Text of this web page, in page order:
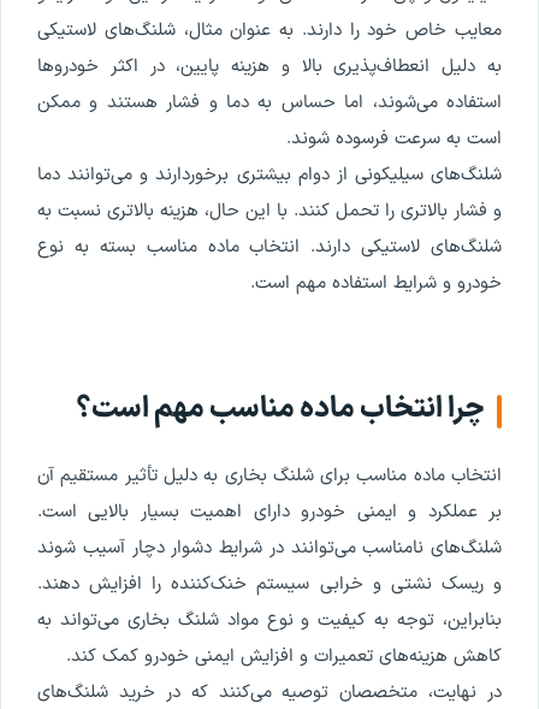
معایب خاص خود را دارند. به عنوان مثال، شلنگ‌های لاستیکی
به دلیل انعطاف‌پذیری بالا و هزینه پایین، در اکثر خودروها
استفاده می‌شوند، اما حساس به دما و فشار هستند و ممکن
است به سرعت فرسوده شوند.
شلنگ‌های سیلیکونی از دوام بیشتری برخوردارند و می‌توانند دما
و فشار بالاتری را تحمل کنند. با این حال، هزینه بالاتری نسبت به
شلنگ‌های لاستیکی دارند. انتخاب ماده مناسب بسته به نوع
خودرو و شرایط استفاده مهم است.
چرا انتخاب ماده مناسب مهم است؟
انتخاب ماده مناسب برای شلنگ بخاری به دلیل تأثیر مستقیم آن
بر عملکرد و ایمنی خودرو دارای اهمیت بسیار بالایی است.
شلنگ‌های نامناسب می‌توانند در شرایط دشوار دچار آسیب شوند
و ریسک نشتی و خرابی سیستم خنک‌کننده را افزایش دهند.
بنابراین، توجه به کیفیت و نوع مواد شلنگ بخاری می‌تواند به
کاهش هزینه‌های تعمیرات و افزایش ایمنی خودرو کمک کند.
در نهایت، متخصصان توصیه می‌کنند که در خرید شلنگ‌های